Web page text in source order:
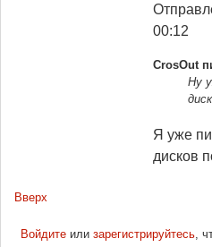
00:12
CrosOut
Ну
Я уже
дисков
Вверх
Войдитеили зарегистрируйтесь,